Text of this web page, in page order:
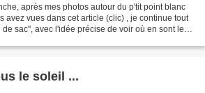
après mes photos autour du p'tit point blanc
avez vues dans cet article (clic) , je continue tout
sac", avec l'idée précise de voir où en sont les
le soleil ...